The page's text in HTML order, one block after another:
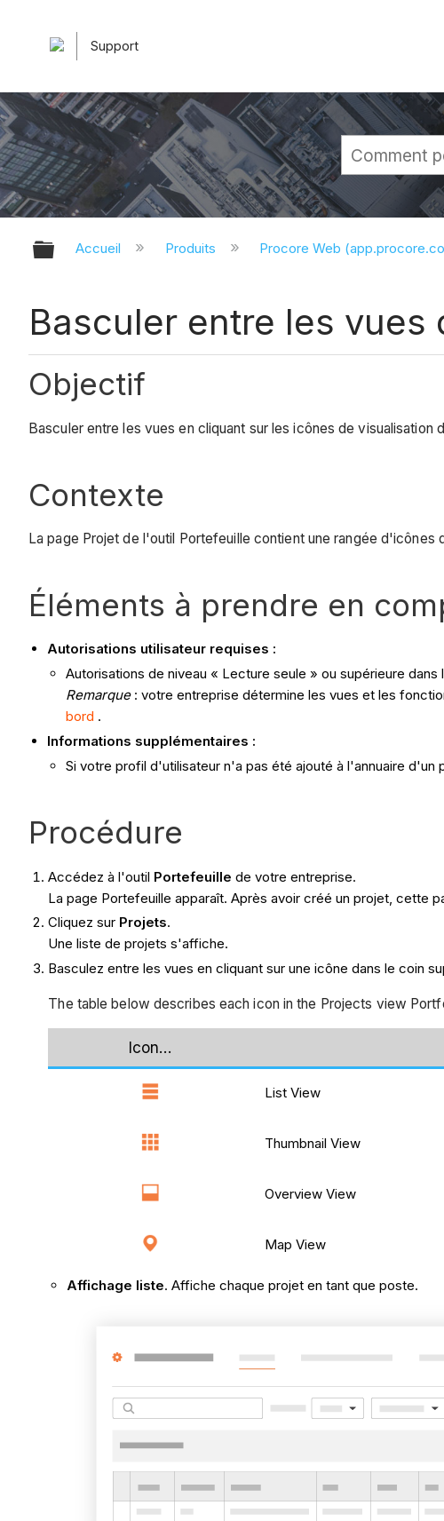
Support
Développer/réduire la hiérarchie
Accueil Produits Procore Web
Basculer entre les
Objectif
Basculer entre les vues en cliquant sur les icônes de visualisation
Contexte
La page Projet de l'outil Portefeuille contient une rangée
Éléments à prendre en
Autorisations utilisateur requises :
Autorisations de niveau « Lecture seule » ou supérieure
Remarque: votre entreprise détermine les vues et les
bord .
Informations supplémentaires :
Si votre profil d'utilisateur n'a pas été ajouté à l'annuaire
Procédure
Accédez à l'outil Portefeuille de votre entreprise.
La page Portefeuille apparaît. Après avoir créé un projet, cette
Cliquez sur Projets.
Une liste de projets s'affiche.
Basculez entre les vues en cliquant sur une icône dans le coin
The table below describes each icon in the Projects view
Icon…
List View
Thumbnail View
Overview View
Map View
Affichage liste. Affiche chaque projet en tant que poste.